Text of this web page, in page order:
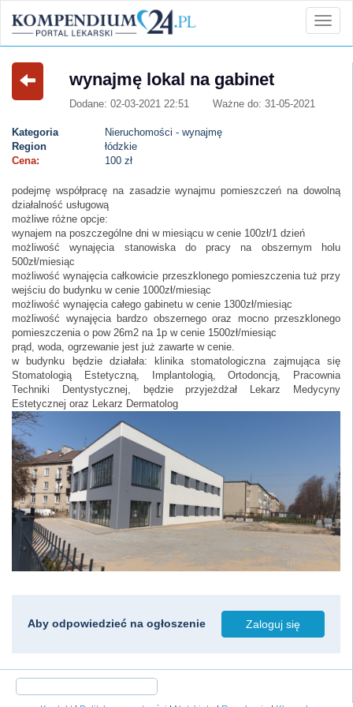
wynajmę lokal na gabinet
Dodane: 02-03-2021 22:51 Ważne do: 31-05-2021
Kategoria
Nieruchomości - wynajmę
Region
łódzkie
Cena:
100 zł
podejmę współpracę na zasadzie wynajmu pomieszczeń na dowolną
działalność usługową
możliwe różne opcje:
wynajem na poszczególne dni w miesiącu w cenie 100zł/1 dzień
możliwość wynajęcia stanowiska do pracy na obszernym holu
500zł/miesiąc
możliwość wynajęcia całkowicie przeszklonego pomieszczenia tuż przy
wejściu do budynku w cenie 1000zł/miesiąc
możliwość wynajęcia całego gabinetu w cenie 1300zł/miesiąc
możliwość wynajęcia bardzo obszernego oraz mocno przeszklonego
pomieszczenia o pow 26m2 na 1p w cenie 1500zł/miesiąc
prąd, woda, ogrzewanie jest już zawarte w cenie.
w budynku będzie działała: klinika stomatologiczna zajmująca się
Stomatologią Estetyczną, Implantologią, Ortodoncją, Pracownia
Techniki Dentystycznej, będzie przyjeżdżał Lekarz Medycyny
Estetycznej oraz Lekarz Dermatolog
Aby odpowiedzieć na ogłoszenie Zaloguj się